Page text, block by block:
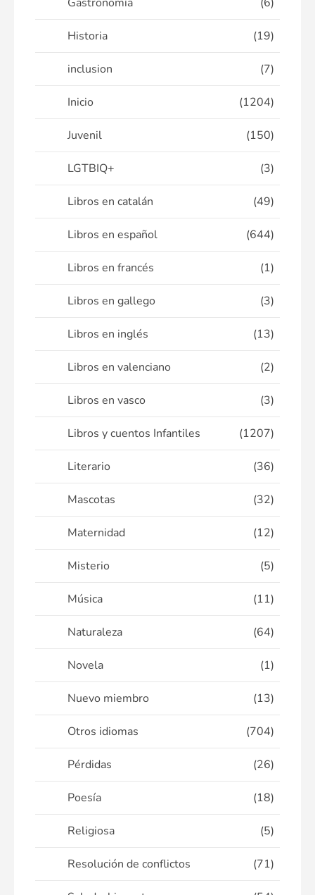
Historia (19)
inclusion (7)
Inicio (1204)
Juvenil (150)
LGTBIQ+ (3)
Libros en catalán (49)
Libros en español (644)
Libros en francés (1)
Libros en gallego (3)
Libros en inglés (13)
Libros en valenciano (2)
Libros en vasco (3)
Libros y cuentos Infantiles (1207)
Literario (36)
Mascotas (32)
Maternidad (12)
Misterio (5)
Música (11)
Naturaleza (64)
Novela (1)
Nuevo miembro (13)
Otros idiomas (704)
Pérdidas (26)
Poesía (18)
Religiosa (5)
Resolución de conflictos (71)